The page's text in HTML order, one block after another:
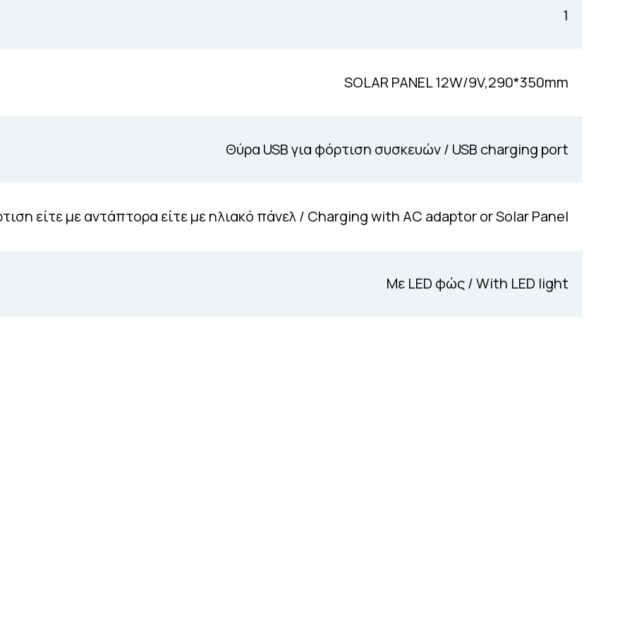
1
SOLAR PANEL 12W/9V,290*350mm
Θύρα USB για φόρτιση συσκευών / USB charging port
είτε με αντάπτορα είτε με ηλιακό πάνελ / Charging with AC adaptor or Solar Panel
Με LED φώς / With LED light